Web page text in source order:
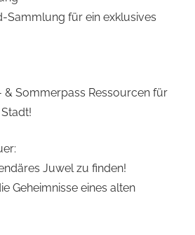
Sammlung für ein exklusives
& Sommerpass Ressourcen für
Juwel zu finden!
Geheimnisse eines alten